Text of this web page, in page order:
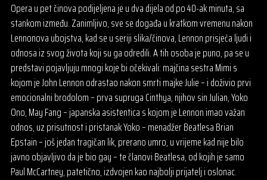
Opera u pet činova podijeljena je u dva dijela od po 40-ak minuta, sa
stankom između. Zanimljivo, sve se događa u kratkom vremenu nakon
Lennonova ubojstva, kad se u seriji slika/činova, Lennon prisjeća ljudi i
odnosa iz svog života koji su ga odredili. A tih osoba je puno, pa se u
predstavi pojavljuju mnogi koje bi očekivali: majčina sestra Mimi s
kojom je John Lennon odrastao nakon smrti majke Julie – i doživio prvi
emocionalni brodolom – prva supruga Cinthya, njihov sin Julian, Yoko
Ono, May Fang – japanska asistentica s kojom je Lennon imao važan
odnos, uz prisutnost i pristanak Yoko – menadžer Beatlesa Brian
Epstain – još jedan tragičan lik, prerano umro, u vrijeme kad nije bilo
javno objavljivo da je bio gay – te članovi Beatlesa, od kojih je samo
Paul McCartney, patetično, izdvojen kao najbolji prijatelj i oslonac.